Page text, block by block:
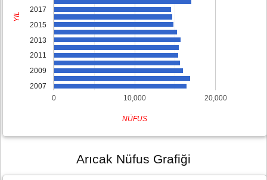
0 10,000 20,000
2017
2015
2013
2011
2009
2007
NÜFUS
YIL
Arıcak Nüfus Grafiği